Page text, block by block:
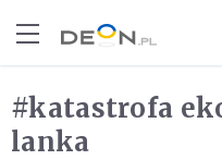
#katastrofa
lanka